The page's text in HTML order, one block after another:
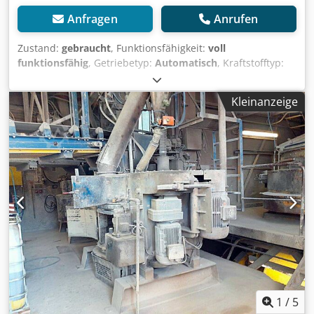
Anfragen Anrufen
Zustand: gebraucht, Funktionsfähigkeit: voll
funktionsfähig, Getriebetyp: Automatisch, Kraftstofftyp:
, Wir bieten diese gebrauchte
MCF RF 1500 SS Mobile Betonmischanlage, Baujahr 2020,
an. Codpfozrgxbjx Ag Ijrf Kapazität: 1000 l Wenn Sie
Rückfragen haben oder mehr Informationen benötigen,
schreiben Sie uns gerne eine Nachricht oder rufen uns an.
Kleinanzeige
1 / 5